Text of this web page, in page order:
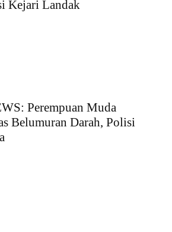
Kejari Landak
Perempuan Muda
Belumuran Darah, Polisi